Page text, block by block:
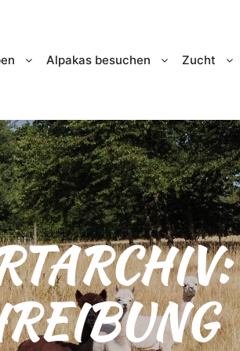
Alpakas besuchen Zucht